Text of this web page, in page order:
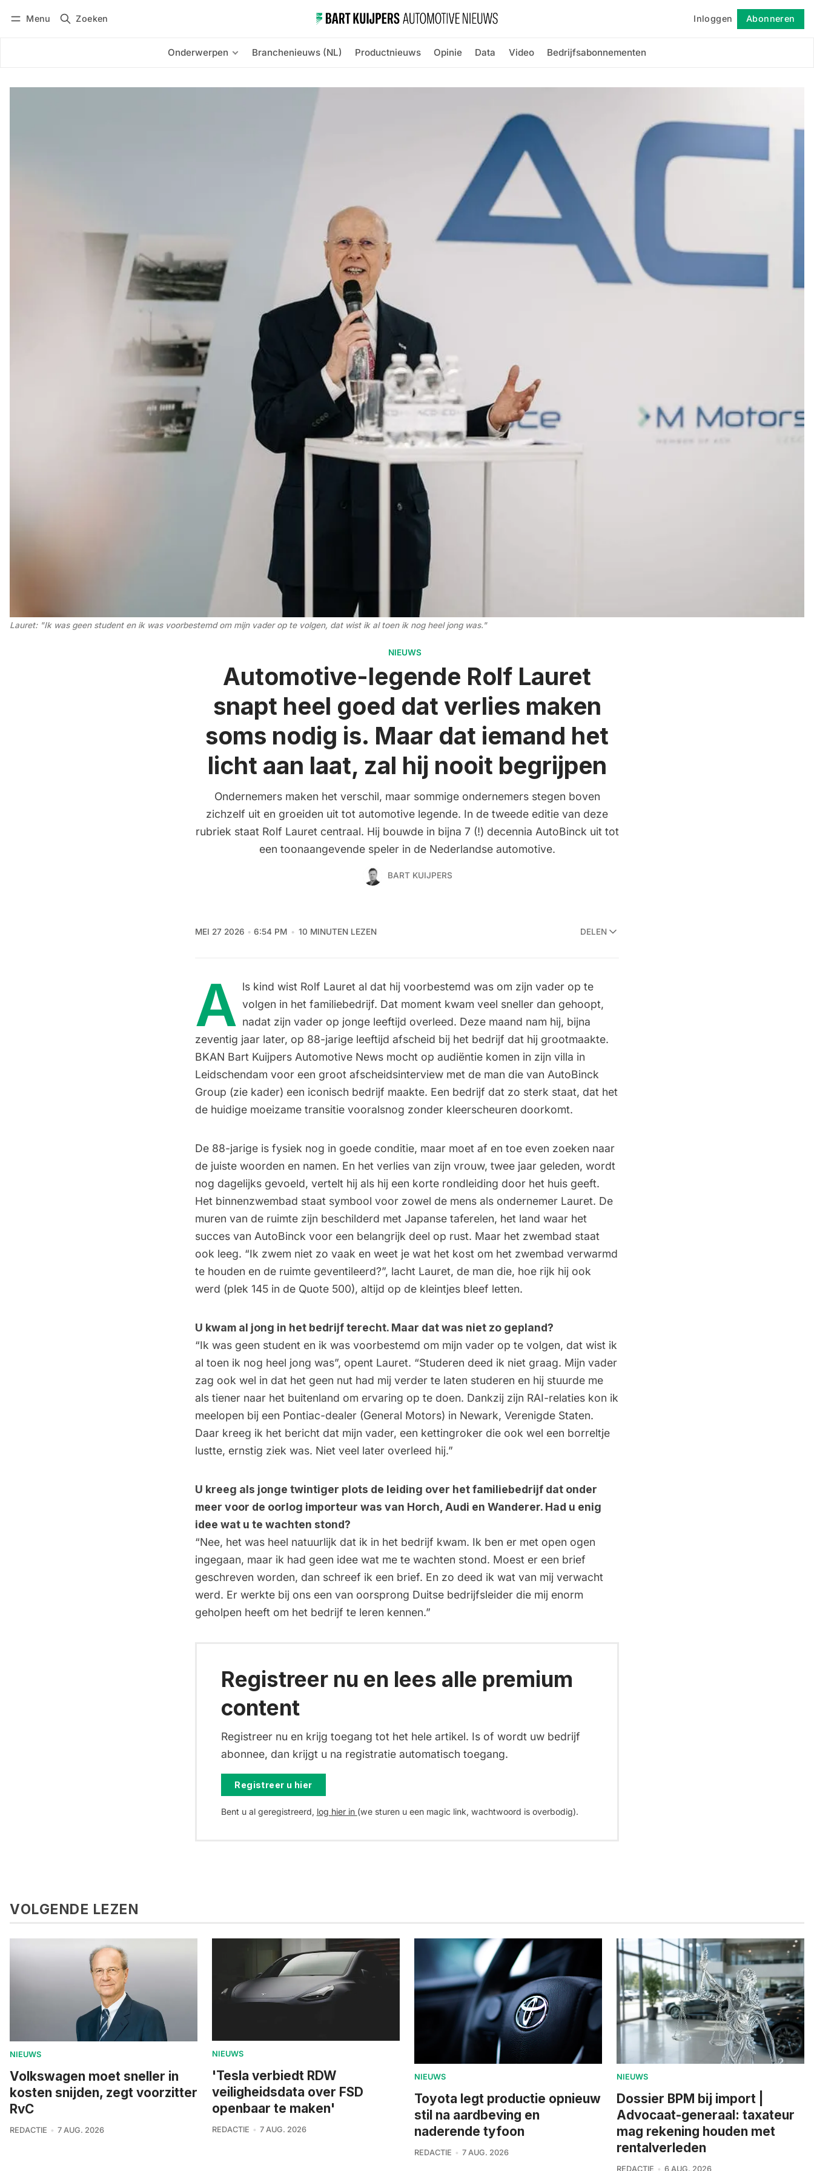
Menu Zoeken Inloggen Abonneren
Onderwerpen Branchenieuws (NL) Productnieuws Opinie Data Video Bedrijfsabonnementen
NIEUWS
Automotive-legende Rolf Lauret
snapt heel goed dat verlies maken
soms nodig is. Maar dat iemand het
licht aan laat, zal hij nooit begrijpen
Ondernemers maken het verschil, maar sommige ondernemers stegen boven
zichzelf uit en groeiden uit tot automotive legende. In de tweede editie van deze
rubriek staat Rolf Lauret centraal. Hij bouwde in bijna 7 (!) decennia AutoBinck uit tot
een toonaangevende speler in de Nederlandse automotive.
BART KUIJPERS
Lauret: "Ik was geen student en ik was voorbestemd om mijn vader op te volgen, dat wist ik al toen ik nog heel jong was."
MEI 27 2026 6:54 PM 10 MINUTEN LEZEN DELEN
A ls kind wist Rolf Lauret al dat hij voorbestemd was om zijn vader op te
volgen in het familiebedrijf. Dat moment kwam veel sneller dan gehoopt,
nadat zijn vader op jonge leeftijd overleed. Deze maand nam hij, bijna
zeventig jaar later, op 88-jarige leeftijd afscheid bij het bedrijf dat hij grootmaakte.
BKAN Bart Kuijpers Automotive News mocht op audiëntie komen in zijn villa in
Leidschendam voor een groot afscheidsinterview met de man die van AutoBinck
Group (zie kader) een iconisch bedrijf maakte. Een bedrijf dat zo sterk staat, dat het
de huidige moeizame transitie vooralsnog zonder kleerscheuren doorkomt.
De 88-jarige is fysiek nog in goede conditie, maar moet af en toe even zoeken naar
de juiste woorden en namen. En het verlies van zijn vrouw, twee jaar geleden, wordt
nog dagelijks gevoeld, vertelt hij als hij een korte rondleiding door het huis geeft.
Het binnenzwembad staat symbool voor zowel de mens als ondernemer Lauret. De
muren van de ruimte zijn beschilderd met Japanse taferelen, het land waar het
succes van AutoBinck voor een belangrijk deel op rust. Maar het zwembad staat
ook leeg. “Ik zwem niet zo vaak en weet je wat het kost om het zwembad verwarmd
te houden en de ruimte geventileerd?”, lacht Lauret, de man die, hoe rijk hij ook
werd (plek 145 in de Quote 500), altijd op de kleintjes bleef letten.
U kwam al jong in het bedrijf terecht. Maar dat was niet zo gepland?
“Ik was geen student en ik was voorbestemd om mijn vader op te volgen, dat wist ik
al toen ik nog heel jong was”, opent Lauret. “Studeren deed ik niet graag. Mijn vader
zag ook wel in dat het geen nut had mij verder te laten studeren en hij stuurde me
als tiener naar het buitenland om ervaring op te doen. Dankzij zijn RAI-relaties kon ik
meelopen bij een Pontiac-dealer (General Motors) in Newark, Verenigde Staten.
Daar kreeg ik het bericht dat mijn vader, een kettingroker die ook wel een borreltje
lustte, ernstig ziek was. Niet veel later overleed hij.”
U kreeg als jonge twintiger plots de leiding over het familiebedrijf dat onder
meer voor de oorlog importeur was van Horch, Audi en Wanderer. Had u enig
idee wat u te wachten stond?
“Nee, het was heel natuurlijk dat ik in het bedrijf kwam. Ik ben er met open ogen
ingegaan, maar ik had geen idee wat me te wachten stond. Moest er een brief
geschreven worden, dan schreef ik een brief. En zo deed ik wat van mij verwacht
werd. Er werkte bij ons een van oorsprong Duitse bedrijfsleider die mij enorm
geholpen heeft om het bedrijf te leren kennen.”
Registreer nu en lees alle premium
content
Registreer nu en krijg toegang tot het hele artikel. Is of wordt uw bedrijf
abonnee, dan krijgt u na registratie automatisch toegang.
Registreer u hier
Bent u al geregistreerd, log hier in (we sturen u een magic link, wachtwoord is overbodig).
VOLGENDE LEZEN
NIEUWS
Volkswagen moet sneller in
kosten snijden, zegt voorzitter
RvC
REDACTIE 7 AUG. 2026
NIEUWS
'Tesla verbiedt RDW
veiligheidsdata over FSD
openbaar te maken'
REDACTIE 7 AUG. 2026
NIEUWS
Toyota legt productie opnieuw
stil na aardbeving en
naderende tyfoon
REDACTIE 7 AUG. 2026
NIEUWS
Dossier BPM bij import |
Advocaat-generaal: taxateur
mag rekening houden met
rentalverleden
REDACTIE 6 AUG. 2026